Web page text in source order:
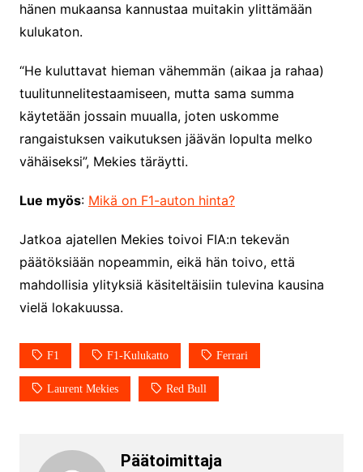
hänen mukaansa kannustaa muitakin ylittämään
kulukaton.
“He kuluttavat hieman vähemmän (aikaa ja rahaa)
tuulitunnelitestaamiseen, mutta sama summa
käytetään jossain muualla, joten uskomme
rangaistuksen vaikutuksen jäävän lopulta melko
vähäiseksi”, Mekies täräytti.
Lue myös: Mikä on F1-auton hinta?
Jatkoa ajatellen Mekies toivoi FIA:n tekevän
päätöksiään nopeammin, eikä hän toivo, että
mahdollisia ylityksiä käsiteltäisiin tulevina kausina
vielä lokakuussa.
F1 F1-Kulukatto Ferrari
Laurent Mekies Red Bull
Päätoimittaja